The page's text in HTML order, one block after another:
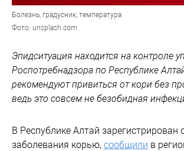
Болезнь, градусник, температура
Фото: unsplash.com
Эпидситуация находится на контроле
Роспотребнадзора по Республике
рекомендуют привиться от кори без
ведь это совсем не безобидная
В Республике Алтай зарегистрирован
заболевания корью, сообщили в